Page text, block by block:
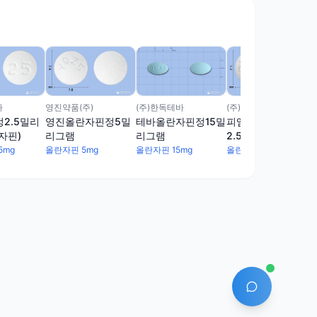
2.5밀리
핀)
영진약품(주)
영진올란자핀정5밀
리그램
올란자핀 5mg
(주)한독테바
테바올란자핀정15밀
리그램
올란자핀 15mg
(주)제뉴파마
피엠에스올란자핀정
2.5밀리그램(올란자
핀)
올란자핀 2.5mg
AI 에이전트